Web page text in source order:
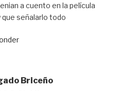
a cuento en la película
que señalarlo todo
Briceño